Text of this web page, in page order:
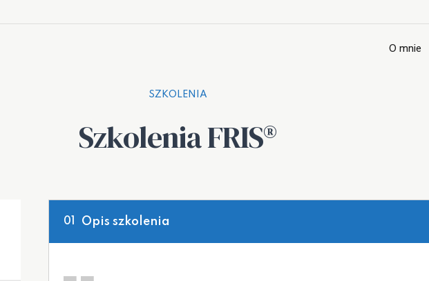
O mnie
SZKOLENIA
Szkolenia FRIS®
01 Opis szkolenia